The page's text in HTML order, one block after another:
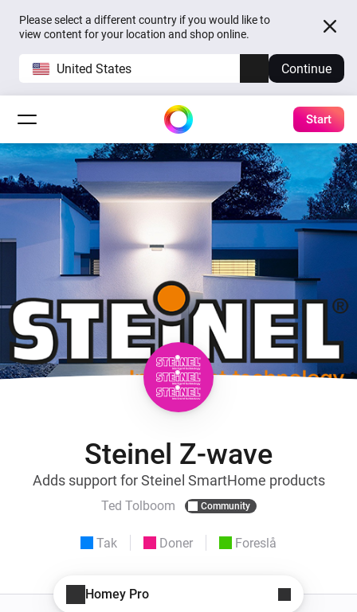
Please select a different country if you would like to
view content for your location and shop online.
United States Continue
Start
Steinel Z-wave
Adds support for Steinel SmartHome products
Ted Tolboom Community
Tak Doner Foreslå
Homey Pro